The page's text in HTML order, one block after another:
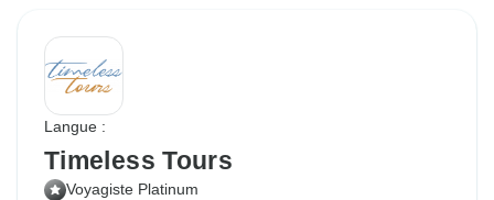
Langue :
Timeless Tours
Voyagiste Platinum